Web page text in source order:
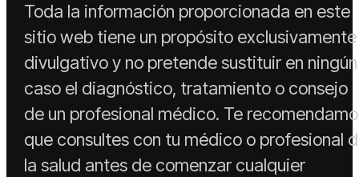
Toda la información proporcionada en este
sitio web tiene un propósito exclusivamente
divulgativo y no pretende sustituir en ningún
caso el diagnóstico, tratamiento o consejo
de un profesional médico. Te
que consultes con tu médico o profesional
la salud antes de comenzar cualquier